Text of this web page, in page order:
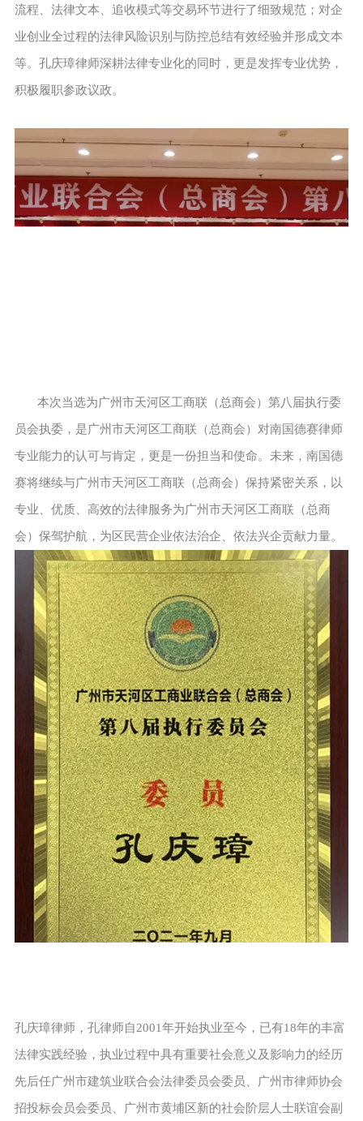
流程、法律文本、追收模式等交易环节进行了细致规范；对企
业创业全过程的法律风险识别与防控总结有效经验并形成文本
等。孔庆璋律师深耕法律专业化的同时，更是发挥专业优势，
积极履职参政议政。
本次当选为广州市天河区工商联（总商会）第八届执行委
员会执委，是广州市天河区工商联（总商会）对南国德赛律师
专业能力的认可与肯定，更是一份担当和使命。未来，南国德
赛将继续与广州市天河区工商联（总商会）保持紧密关系，以
专业、优质、高效的法律服务为广州市天河区工商联（总商
会）保驾护航，为区民营企业依法治企、依法兴企贡献力量。
孔庆璋律师，孔律师自2001年开始执业至今，已有18年的丰富
法律实践经验，执业过程中具有重要社会意义及影响力的经历
先后任广州市建筑业联合会法律委员会委员、广州市律师协会
招投标会员会委员、广州市黄埔区新的社会阶层人士联谊会副